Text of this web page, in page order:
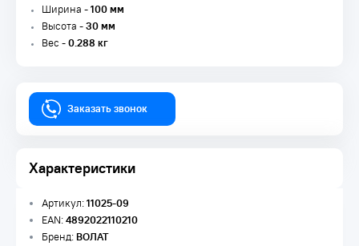
Ширина -100 мм
Высота -30 мм
Вес -0.288 кг
Заказать звонок
Характеристики
Артикул:11025-09
EAN:4892022110210
Бренд:ВОЛАТ